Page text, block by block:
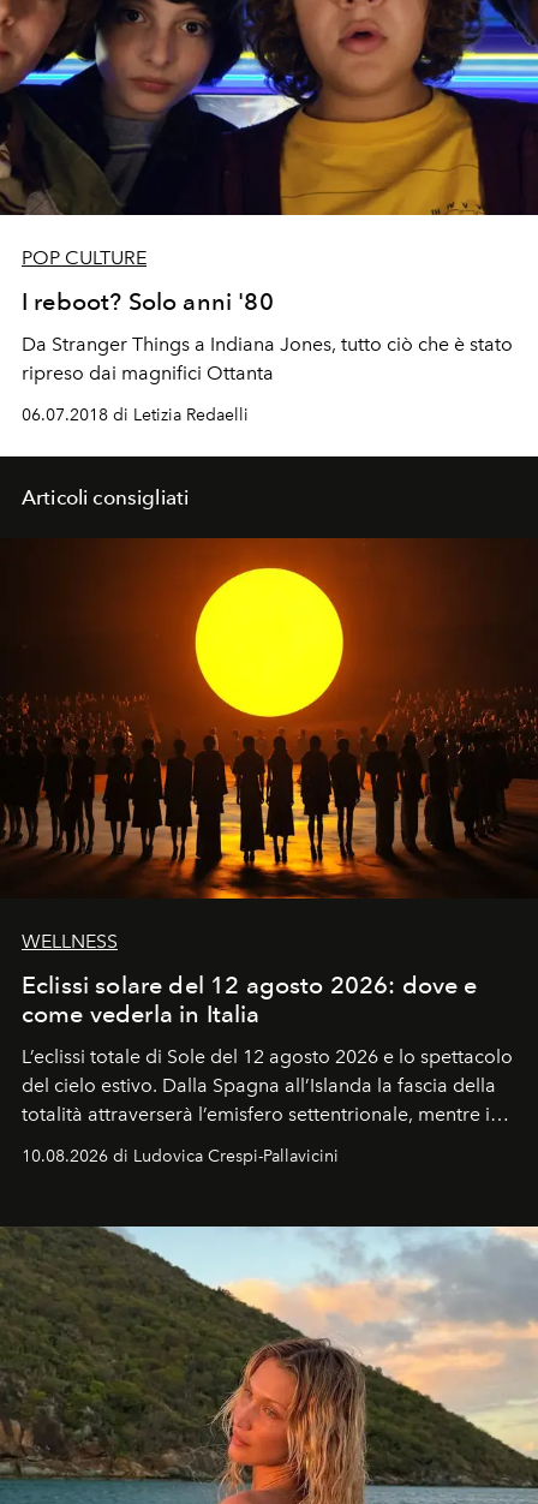
POP CULTURE
I reboot? Solo anni '80
Da Stranger Things a Indiana Jones, tutto ciò che è stato
ripreso dai magnifici Ottanta
06.07.2018 di Letizia Redaelli
Articoli consigliati
WELLNESS
Eclissi solare del 12 agosto 2026: dove e
come vederla in Italia
L’eclissi totale di Sole del 12 agosto 2026 e lo spettacolo
del cielo estivo. Dalla Spagna all’Islanda la fascia della
totalità attraverserà l’emisfero settentrionale, mentre in
Italia il fenomeno sarà parziale ma particolarmente
spettacolare al Nord. Orari, città favorite e regole per
10.08.2026 di Ludovica Crespi-Pallavicini